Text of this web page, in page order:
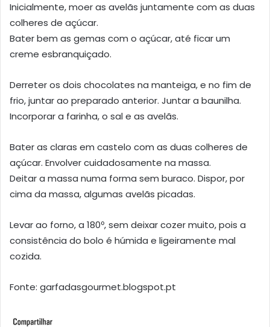
Inicialmente, moer as avelãs juntamente com as duas
colheres de açúcar.
Bater bem as gemas com o açúcar, até ficar um
creme esbranquiçado.
Derreter os dois chocolates na manteiga, e no fim de
frio, juntar ao preparado anterior. Juntar a baunilha.
Incorporar a farinha, o sal e as avelãs.
Bater as claras em castelo com as duas colheres de
açúcar. Envolver cuidadosamente na massa.
Deitar a massa numa forma sem buraco. Dispor, por
cima da massa, algumas avelãs picadas.
Levar ao forno, a 180º, sem deixar cozer muito, pois a
consistência do bolo é húmida e ligeiramente mal
cozida.
Fonte: garfadasgourmet.blogspot.pt